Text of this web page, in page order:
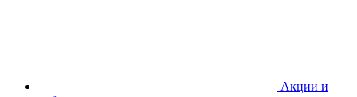
Акции и